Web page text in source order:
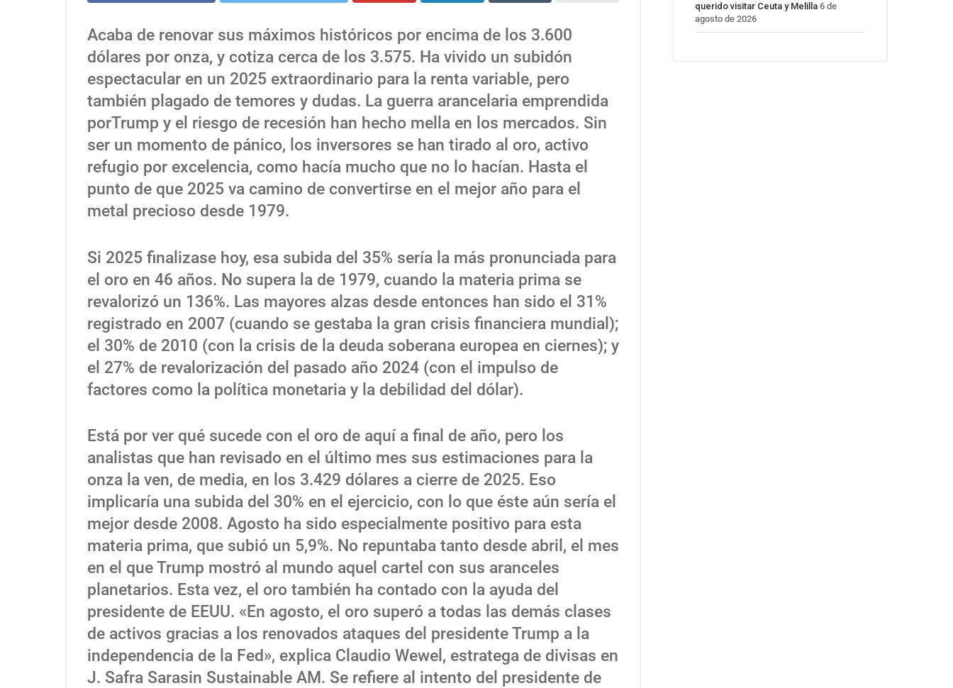
Acaba de renovar sus máximos históricos por encima de los 3.600
dólares por onza, y cotiza cerca de los 3.575. Ha vivido un subidón
espectacular en un 2025 extraordinario para la renta variable, pero
también plagado de temores y dudas. La guerra arancelaria emprendida
porTrump y el riesgo de recesión han hecho mella en los mercados. Sin
ser un momento de pánico, los inversores se han tirado al oro, activo
refugio por excelencia, como hacía mucho que no lo hacían. Hasta el
punto de que 2025 va camino de convertirse en el mejor año para el
metal precioso desde 1979.
Si 2025 finalizase hoy, esa subida del 35% sería la más pronunciada para
el oro en 46 años. No supera la de 1979, cuando la materia prima se
revalorizó un 136%. Las mayores alzas desde entonces han sido el 31%
registrado en 2007 (cuando se gestaba la gran crisis financiera mundial);
el 30% de 2010 (con la crisis de la deuda soberana europea en ciernes); y
el 27% de revalorización del pasado año 2024 (con el impulso de
factores como la política monetaria y la debilidad del dólar).
Está por ver qué sucede con el oro de aquí a final de año, pero los
analistas que han revisado en el último mes sus estimaciones para la
onza la ven, de media, en los 3.429 dólares a cierre de 2025. Eso
implicaría una subida del 30% en el ejercicio, con lo que éste aún sería el
mejor desde 2008. Agosto ha sido especialmente positivo para esta
materia prima, que subió un 5,9%. No repuntaba tanto desde abril, el mes
en el que Trump mostró al mundo aquel cartel con sus aranceles
planetarios. Esta vez, el oro también ha contado con la ayuda del
presidente de EEUU. «En agosto, el oro superó a todas las demás clases
de activos gracias a los renovados ataques del presidente Trump a la
independencia de la Fed», explica Claudio Wewel, estratega de divisas en
J. Safra Sarasin Sustainable AM. Se refiere al intento del presidente de
querido visitar Ceuta y Melilla 6 de
agosto de 2026